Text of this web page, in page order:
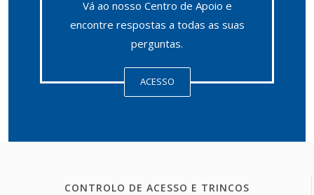
Vá ao nosso Centro de Apoio e
encontre respostas a todas as suas
perguntas.
ACESSO
CONTROLO DE ACESSO E TRINCOS